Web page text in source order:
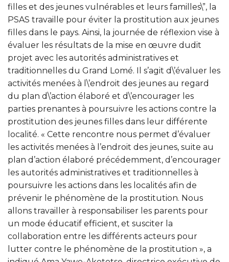
filles et des jeunes vulnérables et leurs familles\”, la
PSAS travaille pour éviter la prostitution aux jeunes
filles dans le pays. Ainsi, la journée de réflexion vise à
évaluer les résultats de la mise en œuvre dudit
projet avec les autorités administratives et
traditionnelles du Grand Lomé. Il s’agit d\’évaluer les
activités menées à l\’endroit des jeunes au regard
du plan d\’action élaboré et d\’encourager les
parties prenantes à poursuivre les actions contre la
prostitution des jeunes filles dans leur différente
localité. « Cette rencontre nous permet d’évaluer
les activités menées à l’endroit des jeunes, suite au
plan d’action élaboré précédemment, d’encourager
les autorités administratives et traditionnelles à
poursuivre les actions dans les localités afin de
prévenir le phénomène de la prostitution. Nous
allons travailler à responsabiliser les parents pour
un mode éducatif efficient, et susciter la
collaboration entre les différents acteurs pour
lutter contre le phénomène de la prostitution », a